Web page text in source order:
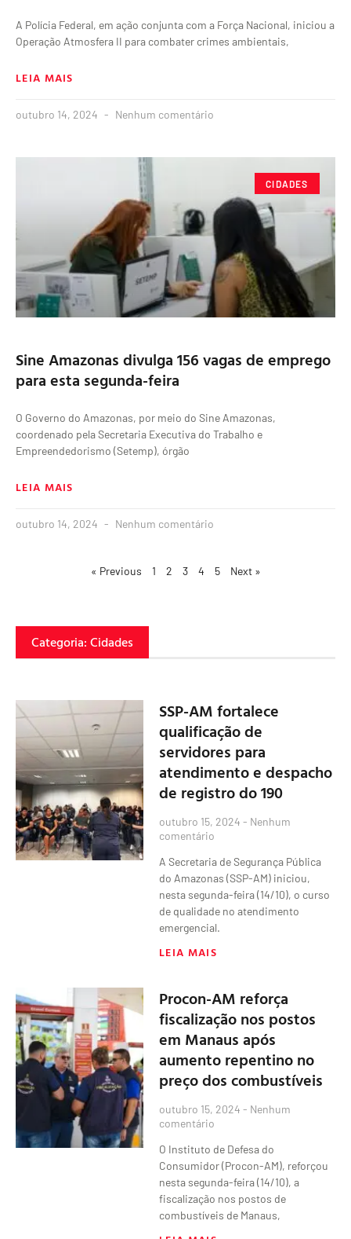
A Polícia Federal, em ação conjunta com a Força Nacional, iniciou a
Operação Atmosfera II para combater crimes ambientais,
LEIA MAIS
outubro 14, 2024 Nenhum comentário
CIDADES
Sine Amazonas divulga 156 vagas de emprego
para esta segunda-feira
O Governo do Amazonas, por meio do Sine Amazonas,
coordenado pela Secretaria Executiva do Trabalho e
Empreendedorismo (Setemp), órgão
LEIA MAIS
outubro 14, 2024 Nenhum comentário
« Previous 1 2 3 4 5 Next »
Categoria: Cidades
SSP-AM fortalece
qualificação de
servidores para
atendimento e despacho
de registro do 190
outubro 15, 2024 Nenhum
comentário
A Secretaria de Segurança Pública
do Amazonas (SSP-AM) iniciou,
nesta segunda-feira (14/10), o curso
de qualidade no atendimento
emergencial.
LEIA MAIS
Procon-AM reforça
fiscalização nos postos
em Manaus após
aumento repentino no
preço dos combustíveis
outubro 15, 2024 Nenhum
comentário
O Instituto de Defesa do
Consumidor (Procon-AM), reforçou
nesta segunda-feira (14/10), a
fiscalização nos postos de
combustíveis de Manaus,